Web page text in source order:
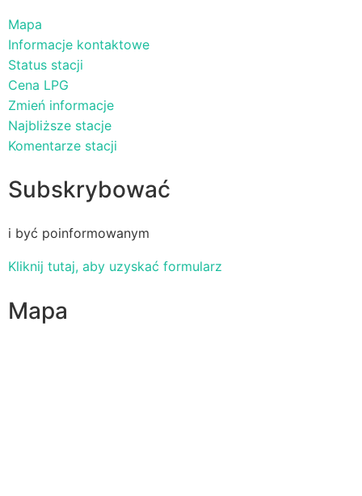
Mapa
Informacje kontaktowe
Status stacji
Cena LPG
Zmień informacje
Najbliższe stacje
Komentarze stacji
Subskrybować
i być poinformowanym
Kliknij tutaj, aby uzyskać formularz
Mapa